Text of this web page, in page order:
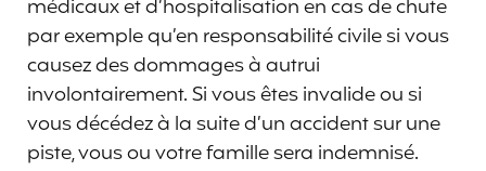
médicaux et d’hospitalisation en cas de chute
par exemple qu’en responsabilité civile si vous
causez des dommages à autrui
involontairement. Si vous êtes invalide ou si
vous décédez à la suite d’un accident sur une
piste, vous ou votre famille sera indemnisé.